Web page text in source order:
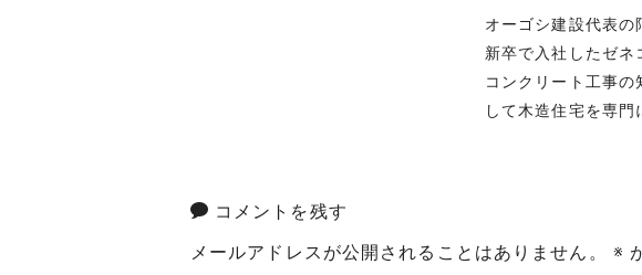
オーゴシ建設代表
新卒で入社したゼ
コンクリート工事
して木造住宅を専門
コメントを残す
メールアドレスが公開されることはありません。
※